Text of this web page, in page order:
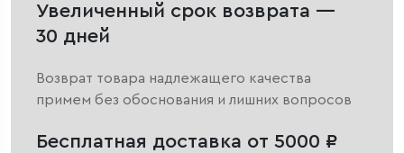
Увеличенный срок возврата —
30 дней
Возврат товара надлежащего качества
примем без обоснования и лишних вопросов
Бесплатная доставка от 5000 ₽